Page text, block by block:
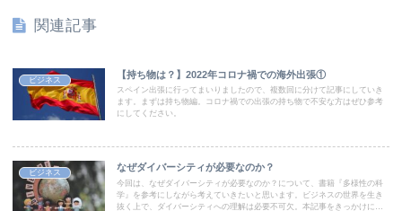
関連記事
ビジネス
【持ち物は？】2022年コロナ禍での海外出張①
スペイン出張に行ってまいりましたので、複数回に分けて記事にしていき
ます。まずは持ち物編。コロナ禍での出張の持ち物で不安な方はぜひ参考
にしてください。
ビジネス
なぜダイバーシティが必要なのか？
今回は、なぜダイバーシティが必要なのか？について、書籍『多様性の科
学』を参考にしながら考えていきたいと思います。ビジネスの世界を生き
抜く上で、ダイバーシティへの理解は必要不可欠。本記事をきっかけに興